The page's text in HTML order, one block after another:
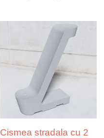
Cismea stradala cu 2